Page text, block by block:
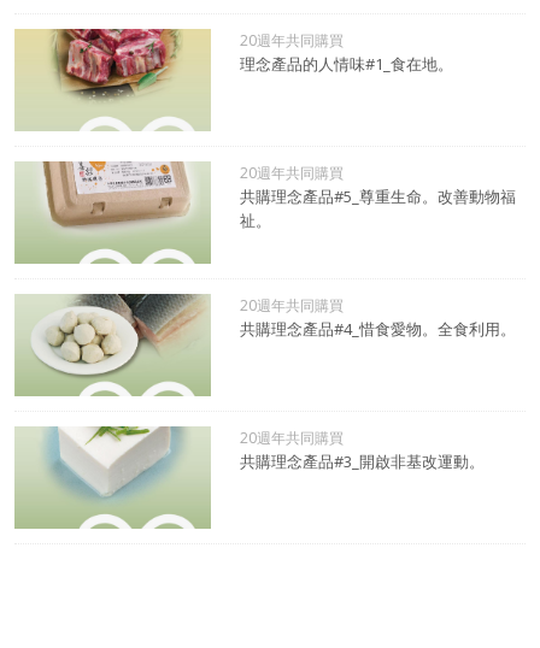
20週年共同購買
理念產品的人情味#1_食在地。
20週年共同購買
共購理念產品#5_尊重生命。改善動物福
祉。
20週年共同購買
共購理念產品#4_惜食愛物。全食利用。
20週年共同購買
共購理念產品#3_開啟非基改運動。